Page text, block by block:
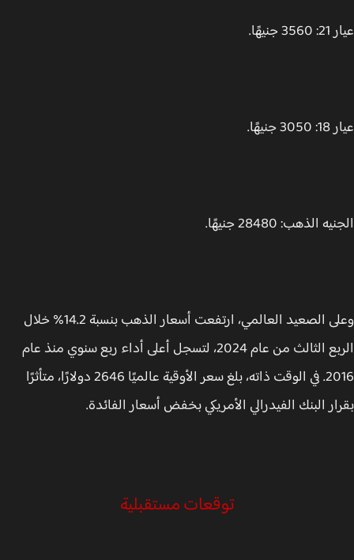
الذهب: 28480 جنيهًا.
وعلى الصعيد العالمي، ارتفعت أسعار الذهب بنسبة 14.2% خلال
الربع الثالث من عام 2024، لتسجل أعلى أداء ربع سنوي منذ عام
2016. في الوقت ذاته، بلغ سعر الأوقية عالميًا 2646 دولارًا، متأثرًا
البنك الفيدرالي الأمريكي بخفض أسعار الفائدة.
توقعات مستقبلية